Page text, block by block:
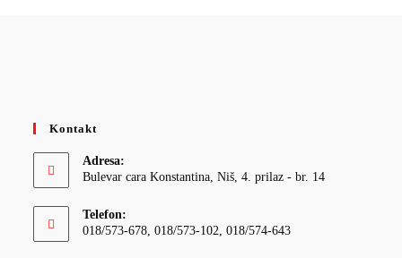
Kontakt
Adresa:
Bulevar cara Konstantina, Niš, 4. prilaz - br. 14
Telefon:
018/573-678, 018/573-102, 018/574-643